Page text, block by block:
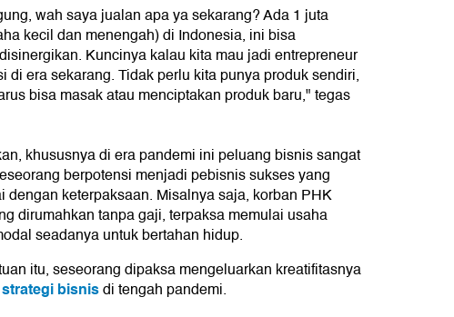
wah saya jualan apa ya sekarang? Ada 1 juta
kecil dan menengah) di Indonesia, ini bisa
Kuncinya kalau kita mau jadi entrepreneur
di era sekarang. Tidak perlu kita punya produk sendiri,
bisa masak atau menciptakan produk baru," tegas
khususnya di era pandemi ini peluang bisnis sangat
berpotensi menjadi pebisnis sukses yang
dengan keterpaksaan. Misalnya saja, korban PHK
dirumahkan tanpa gaji, terpaksa memulai usaha
seadanya untuk bertahan hidup.
itu, seseorang dipaksa mengeluarkan kreatifitasnya
strategi bisnisdi tengah pandemi.